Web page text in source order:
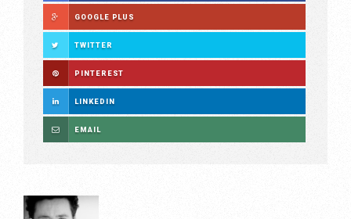
GOOGLE PLUS
TWITTER
PINTEREST
LINKEDIN
EMAIL